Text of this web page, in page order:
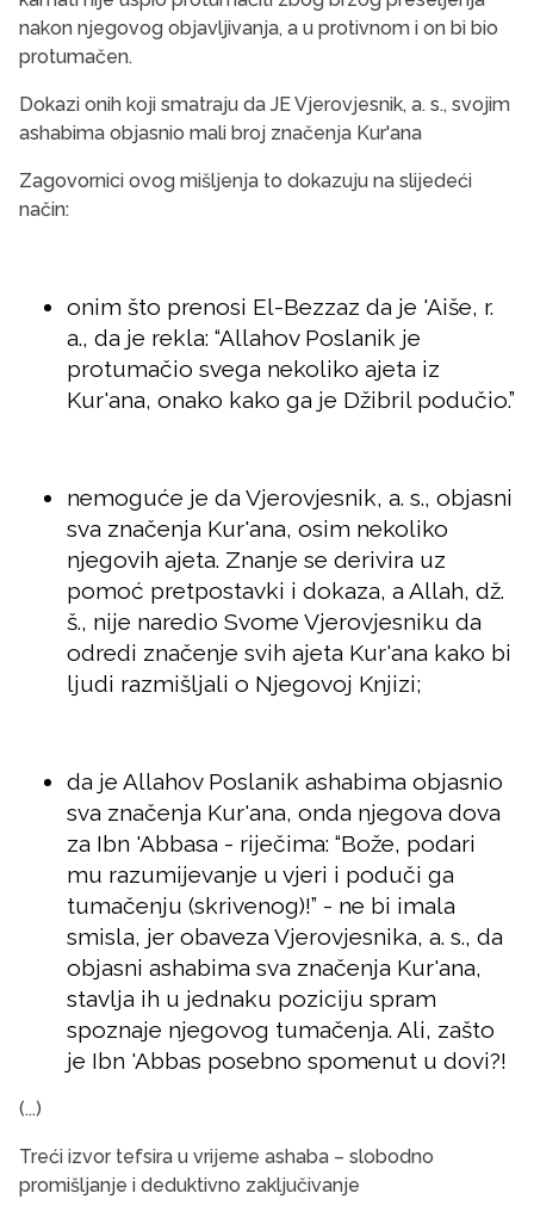
nakon njegovog objavljivanja, a u protivnom i on bi bio
protumačen.
Dokazi onih koji smatraju da JE Vjerovjesnik, a. s., svojim
ashabima objasnio mali broj značenja Kur'ana
Zagovornici ovog mišljenja to dokazuju na slijedeći
način:
onim što prenosi El-Bezzaz da je 'Aiše, r.
a., da je rekla: “Allahov Poslanik je
protumačio svega nekoliko ajeta iz
Kur'ana, onako kako ga je Džibril podučio.”
nemoguće je da Vjerovjesnik, a. s., objasni
sva značenja Kur'ana, osim nekoliko
njegovih ajeta. Znanje se derivira uz
pomoć pretpostavki i dokaza, a Allah, dž.
š., nije naredio Svome Vjerovjesniku da
odredi značenje svih ajeta Kur'ana kako bi
ljudi razmišljali o Njegovoj Knjizi;
da je Allahov Poslanik ashabima objasnio
sva značenja Kur'ana, onda njegova dova
za Ibn 'Abbasa - riječima: “Bože, podari
mu razumijevanje u vjeri i poduči ga
tumačenju (skrivenog)!” - ne bi imala
smisla, jer obaveza Vjerovjesnika, a. s., da
objasni ashabima sva značenja Kur'ana,
stavlja ih u jednaku poziciju spram
spoznaje njegovog tumačenja. Ali, zašto
je Ibn 'Abbas posebno spomenut u dovi?!
(...)
Treći izvor tefsira u vrijeme ashaba – slobodno
promišljanje i deduktivno zaključivanje